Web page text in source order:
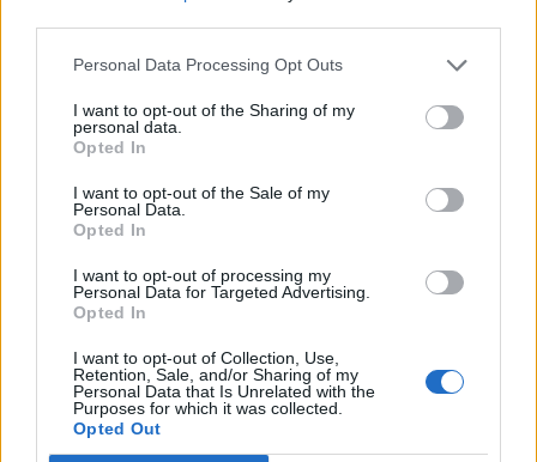
Personal Data Processing Opt Outs
I want to opt-out of the Sharing of my
personal data.
Opted In
I want to opt-out of the Sale of my
Personal Data.
Opted In
I want to opt-out of processing my
Personal Data for Targeted Advertising.
Opted In
I want to opt-out of Collection, Use,
Retention, Sale, and/or Sharing of my
Personal Data that Is Unrelated with the
Purposes for which it was collected.
Opted Out
Colheita de sangue regressa ao
Hospital Sousa Martins durante o mês
de agosto
DESTAQUES